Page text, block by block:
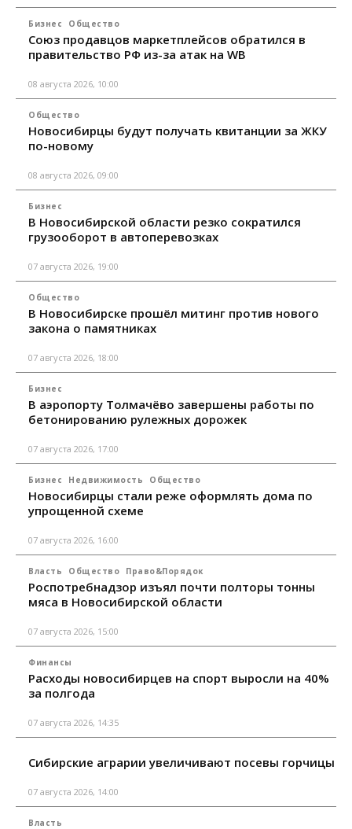
Бизнес Общество
Союз продавцов маркетплейсов обратился в
правительство РФ из-за атак на WB
08 августа 2026, 10:00
Общество
Новосибирцы будут получать квитанции за ЖКУ
по-новому
08 августа 2026, 09:00
Бизнес
В Новосибирской области резко сократился
грузооборот в автоперевозках
07 августа 2026, 19:00
Общество
В Новосибирске прошёл митинг против нового
закона о памятниках
07 августа 2026, 18:00
Бизнес
В аэропорту Толмачёво завершены работы по
бетонированию рулежных дорожек
07 августа 2026, 17:00
Бизнес Недвижимость Общество
Новосибирцы стали реже оформлять дома по
упрощенной схеме
07 августа 2026, 16:00
Власть Общество Право&Порядок
Роспотребнадзор изъял почти полторы тонны
мяса в Новосибирской области
07 августа 2026, 15:00
Финансы
Расходы новосибирцев на спорт выросли на 40%
за полгода
07 августа 2026, 14:35
Сибирские аграрии увеличивают посевы горчицы
07 августа 2026, 14:00
Власть